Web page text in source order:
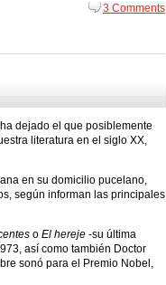
3 Comments
dejado el que posiblemente
literatura en el siglo XX,
en su domicilio pucelano,
según informan las principales
o El hereje -su última
así como también Doctor
sonó para el Premio Nobel,